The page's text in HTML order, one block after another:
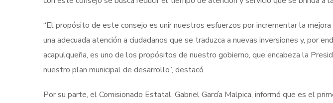
“El propósito de este consejo es unir nuestros esfuerzos por incrementar la
una adecuada atención a ciudadanos que se traduzca a nuevas inversiones y, por
acapulqueña, es uno de los propósitos de nuestro gobierno, que encabeza la
nuestro plan municipal de desarrollo”, destacó.
Por su parte, el Comisionado Estatal, Gabriel García Malpica, informó que es el